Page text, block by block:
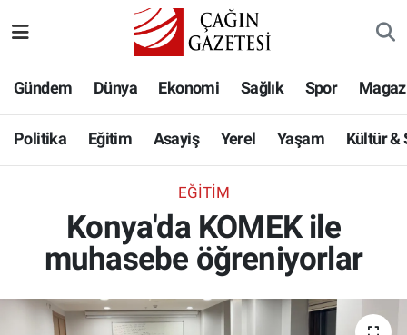
Gündem Dünya Ekonomi Sağlık Spor
Politika Eğitim Asayiş Yerel Yaşam Kültür &
EĞITIM
Konya'da KOMEK ile
muhasebe öğreniyorlar
Eğitim
Asayiş
Yaşam
Kültür & Sanat
Hava Durumu
Namaz Vakitleri
Süper Lig Puan Durumu ve Fikstür
Tüm Manşetler